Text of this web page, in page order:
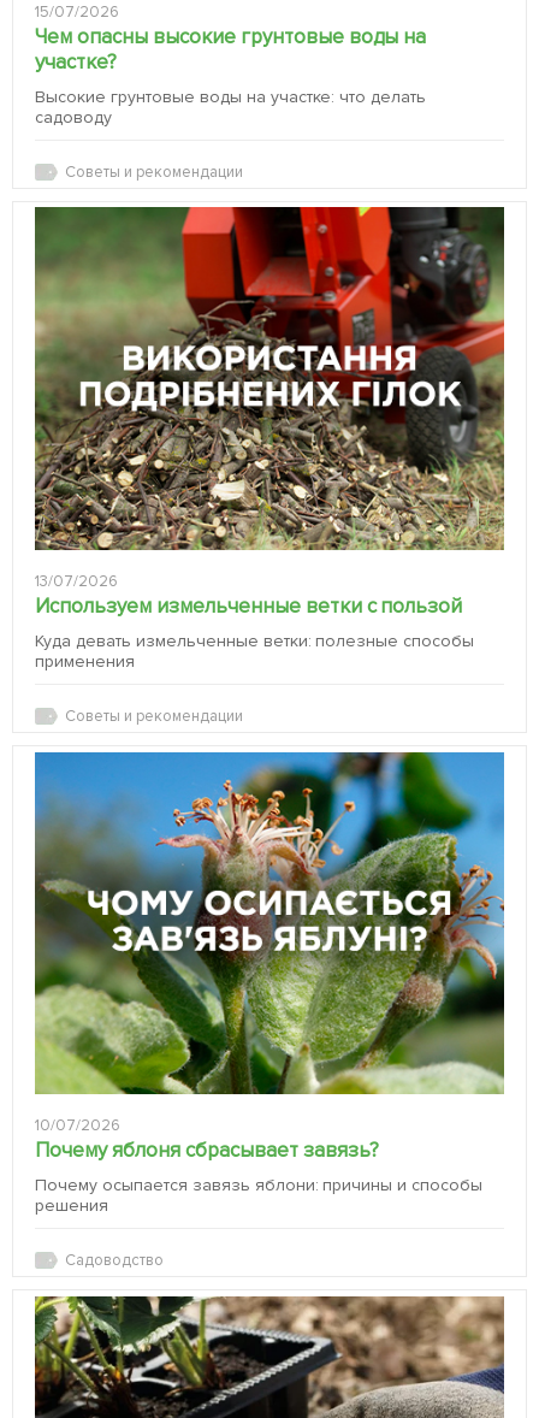
15/07/2026
Чем опасны высокие грунтовые воды на
участке?
Высокие грунтовые воды на участке: что делать
садоводу
Советы и рекомендации
13/07/2026
Используем измельченные ветки с пользой
Куда девать измельченные ветки: полезные способы
применения
Советы и рекомендации
10/07/2026
Почему яблоня сбрасывает завязь?
Почему осыпается завязь яблони: причины и способы
решения
Садоводство